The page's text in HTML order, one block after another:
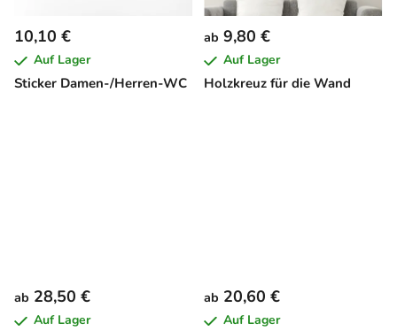
Sticker Damen-/Herren-WC
10,10 €
Auf Lager
Holzkreuz für die Wand
ab 9,80 €
Auf Lager
ab 28,50 €
Auf Lager
ab 20,60 €
Auf Lager